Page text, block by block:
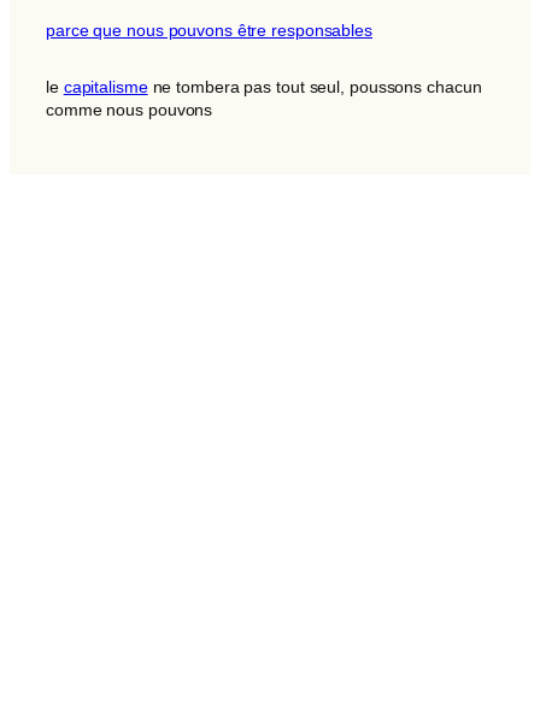
parce que nous pouvons être responsables
le capitalismene tombera pas tout seul, poussons chacun
comme nous pouvons